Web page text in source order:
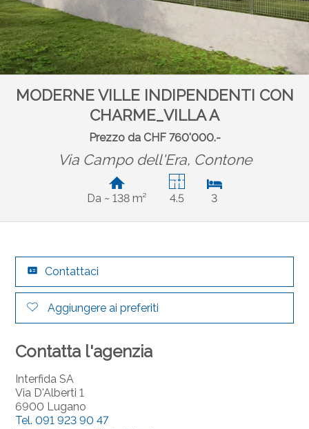
MODERNE VILLE INDIPENDENTI CON
CHARME_VILLA A
Prezzo da CHF 760'000.-
Via Campo dell'Era, Contone
Da ~ 138 m² 4.5 3
Contattaci
Aggiungere ai preferiti
Contatta l'agenzia
Interfida SA
Via D'Alberti 1
6900 Lugano
Tel.091 923 90 47